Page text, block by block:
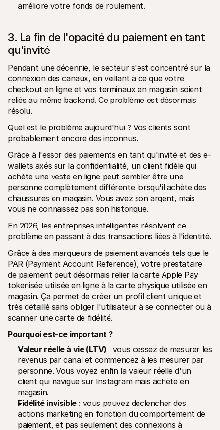
améliore votre fonds de roulement.
3. La fin de l'opacité du paiement en tant
qu'invité
Pendant une décennie, le secteur s'est concentré sur la
connexion des canaux, en veillant à ce que votre
checkout en ligne et vos terminaux en magasin soient
reliés au même backend. Ce problème est désormais
résolu.
Quel est le problème aujourd'hui ? Vos clients sont
probablement encore des inconnus.
Grâce à l'essor des paiements en tant qu'invité et des e-
wallets axés sur la confidentialité, un client fidèle qui
achète une veste en ligne peut sembler être une
personne complètement différente lorsqu'il achète des
chaussures en magasin. Vous avez son argent, mais
vous ne connaissez pas son historique.
En 2026, les entreprises intelligentes résolvent ce
problème en passant à des transactions liées à l'identité.
Grâce à des marqueurs de paiement avancés tels que le
PAR (Payment Account Reference), votre prestataire
de paiement peut désormais relier la carte Apple Pay
tokenisée utilisée en ligne à la carte physique utilisée en
magasin. Ça permet de créer un profil client unique et
très détaillé sans obliger l'utilisateur à se connecter ou à
scanner une carte de fidélité.
Pourquoi est-ce important ?
Valeur réelle à vie (LTV) : vous cessez de mesurer les
revenus par canal et commencez à les mesurer par
personne. Vous voyez enfin la valeur réelle d'un
client qui navigue sur Instagram mais achète en
magasin.
Fidélité invisible : vous pouvez déclencher des
actions marketing en fonction du comportement de
paiement, et pas seulement des connexions à